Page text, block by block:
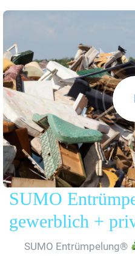
SUMO
gewerblich +
SUMO Entrümpelung®